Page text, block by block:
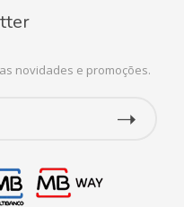
novidades e promoções.